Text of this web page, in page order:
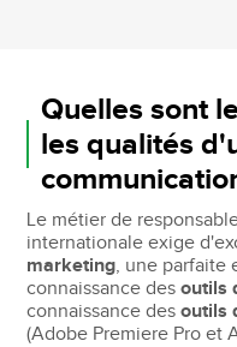
Quelles sont
les qualités
Le métier de
internationale exige
marketing, une parfaite
connaissance desoutils
connaissance desoutils
(Adobe Premiere Pro et